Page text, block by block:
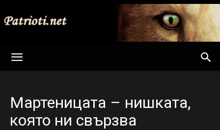
Мартеницата – нишката,
която ни свързва